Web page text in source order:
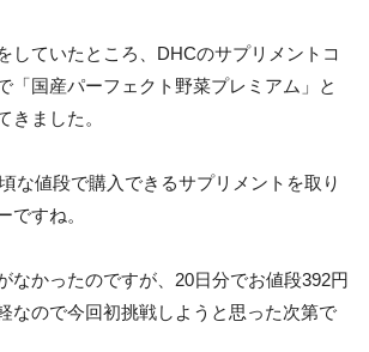
していたところ、DHCのサプリメントコ
「国産パーフェクト野菜プレミアム」と
きました。
な値段で購入できるサプリメントを取り
ですね。
なかったのですが、20日分でお値段392円
なので今回初挑戦しようと思った次第で